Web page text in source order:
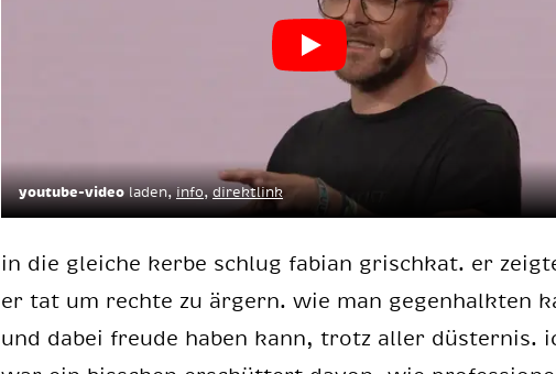
youtube-videoladen,info,direktlink
in die glei­che ker­be schlug fa­bi­an grisch­kat. er
er tat um rech­te zu är­gern. wie man ge­gen­halk­ten
und da­bei freu­de ha­ben kann, trotz al­ler düs­ter­nis.